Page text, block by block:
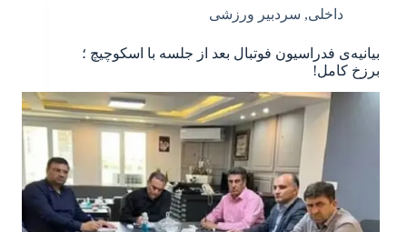
داخلی, سردبیر ورزشی
بیانیه‌ی فدراسیون فوتبال بعد از جلسه با اسکوچیچ ؛
برزخ کامل!